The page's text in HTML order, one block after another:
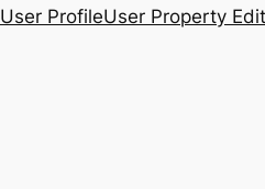
User ProfileUser Property Edit